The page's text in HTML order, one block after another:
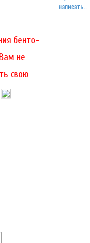
написать..
бенто-
не
свою